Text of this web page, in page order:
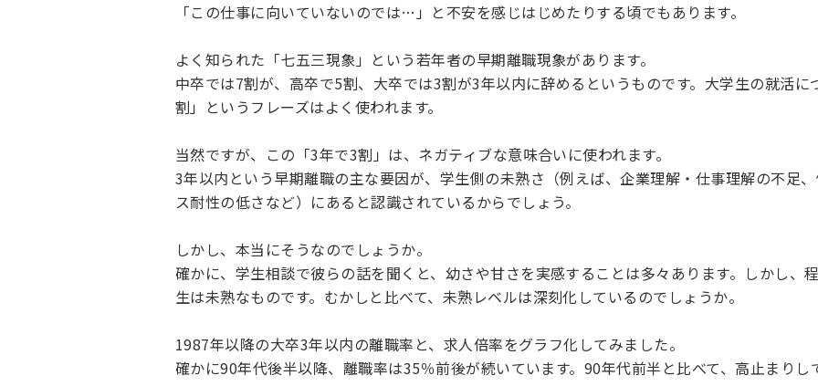
「この仕事に向いていないのでは…」と不安を感じはじめたりする頃でもあります。
よく知られた「七五三現象」という若年者の早期離職現象があります。
中卒では7割が、高卒で5割、大卒では3割が3年以内に辞めるというものです。大学生の就活
割」というフレーズはよく使われます。
当然ですが、この「3年で3割」は、ネガティブな意味合いに使われます。
3年以内という早期離職の主な要因が、学生側の未熟さ（例えば、企業理解・仕事理解の不足
ス耐性の低さなど）にあると認識されているからでしょう。
しかし、本当にそうなのでしょうか。
確かに、学生相談で彼らの話を聞くと、幼さや甘さを実感することは多々あります。しかし、
生は未熟なものです。むかしと比べて、未熟レベルは深刻化しているのでしょうか。
1987年以降の大卒3年以内の離職率と、求人倍率をグラフ化してみました。
確かに90年代後半以降、離職率は35％前後が続いています。90年代前半と比べて、高止まり